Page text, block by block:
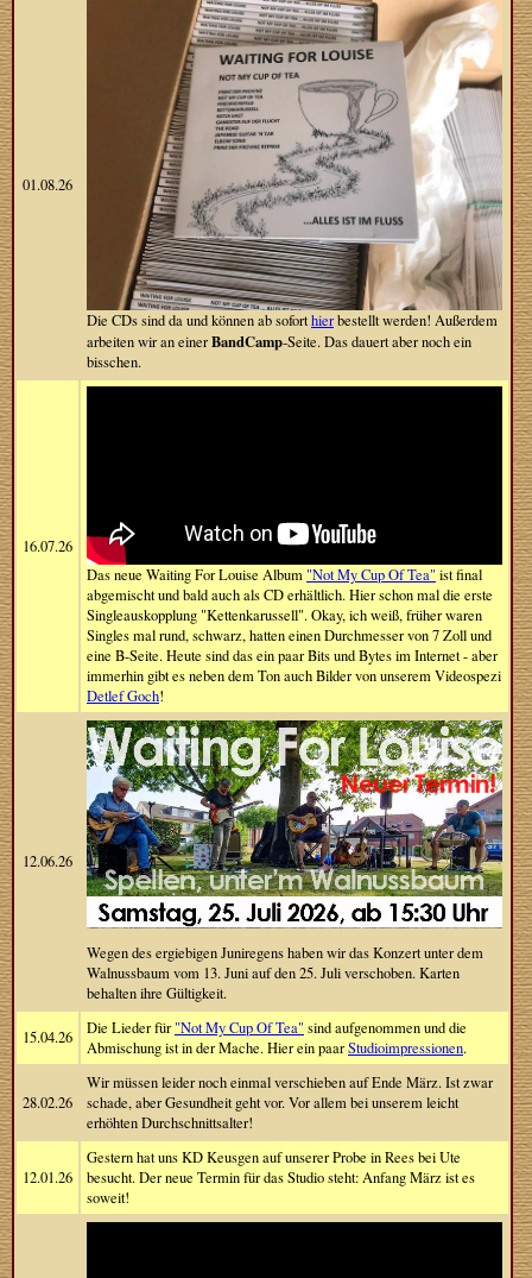
01.08.26
Die CDs sind da und können ab soforthierbestellt werden! Außerdem
arbeiten wir an einerBandCamp-Seite. Das dauert aber noch ein
bisschen.
16.07.26
Das neue Waiting For Louise Album "Not My Cup Of Tea" ist final
abgemischt und bald auch als CD erhältlich. Hier schon mal die erste
Singleauskopplung "Kettenkarussell". Okay, ich weiß, früher waren
Singles mal rund, schwarz, hatten einen Durchmesser von 7 Zoll und
eine B-Seite. Heute sind das ein paar Bits und Bytes im Internet - aber
immerhin gibt es neben dem Ton auch Bilder von unserem Videospezi
Detlef Goch!
12.06.26
Wegen des ergiebigen Juniregens haben wir das Konzert unter dem
Walnussbaum vom 13. Juni auf den 25. Juli verschoben. Karten
behalten ihre Gültigkeit.
15.04.26 Die Lieder für "Not My Cup Of Tea" sind aufgenommen und die
Abmischung ist in der Mache. Hier ein paarStudioimpressionen.
28.02.26
Wir müssen leider noch einmal verschieben auf Ende März. Ist zwar
schade, aber Gesundheit geht vor. Vor allem bei unserem leicht
erhöhten Durchschnittsalter!
12.01.26
Gestern hat uns KD Keusgen auf unserer Probe in Rees bei Ute
besucht. Der neue Termin für das Studio steht: Anfang März ist es
soweit!